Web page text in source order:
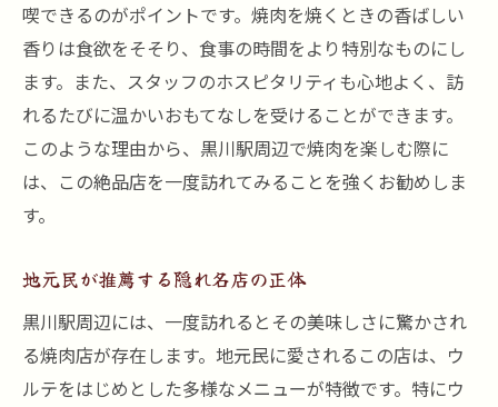
満足度の高いウルテデザートの提案
黒川駅で見つけたウルテが絶品の焼肉店のレビ
ュー
来訪者によるリアルなレビュー
ウルテの味わいを評価する声
ウルテを楽しむための予約ポイント
口コミから見る人気の秘密
グルメ体験を提供する黒川駅の焼肉店でウルテ
を堪能
喫できるのがポイントです。焼肉を焼くときの香ばしい
香りは食欲をそそり、食事の時間をより特別なものにし
ます。また、スタッフのホスピタリティも心地よく、訪
れるたびに温かいおもてなしを受けることができます。
このような理由から、黒川駅周辺で焼肉を楽しむ際に
は、この絶品店を一度訪れてみることを強くお勧めしま
す。
地元民が推薦する隠れ名店の正体
黒川駅周辺には、一度訪れるとその美味しさに驚かされ
る焼肉店が存在します。地元民に愛されるこの店は、ウ
ルテをはじめとした多様なメニューが特徴です。特にウ